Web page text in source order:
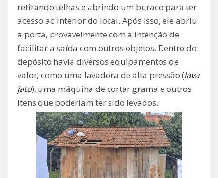
retirando telhas e abrindo um buraco para ter
acesso ao interior do local. Após isso, ele abriu
a porta, provavelmente com a intenção de
facilitar a saída com outros objetos. Dentro do
depósito havia diversos equipamentos de
valor, como uma lavadora de alta pressão (lava
jato), uma máquina de cortar grama e outros
itens que poderiam ter sido levados.